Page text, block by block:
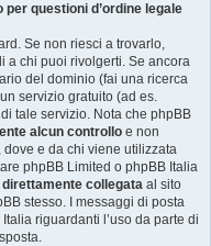
questioni d’ordine legale
Se non riesci a trovarlo,
a chi puoi rivolgerti. Se ancora
del dominio (fai una ricerca
servizio gratuito (ad es.
tale servizio. Nota che phpBB
alcun controllo e non
e da chi viene utilizzata
phpBB Limited o phpBB Italia
direttamente collegata al sito
stesso. I messaggi di posta
riguardanti l’uso da parte di